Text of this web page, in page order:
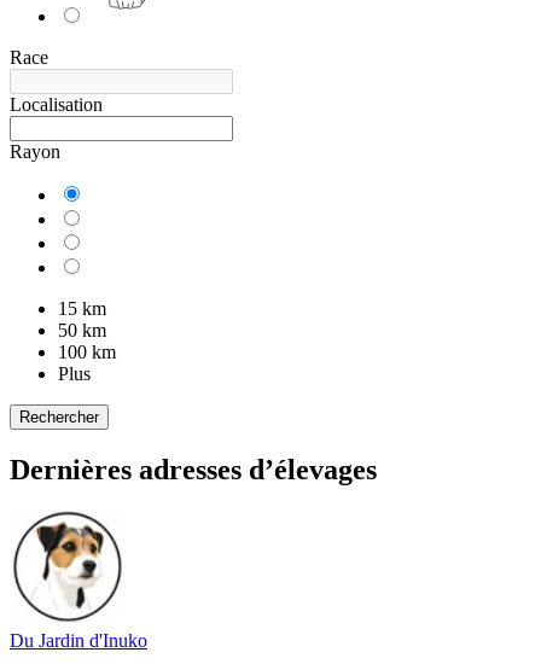
Race
Localisation
Rayon
15 km
50 km
100 km
Plus
Rechercher
Dernières adresses d’élevages
Du Jardin d'Inuko